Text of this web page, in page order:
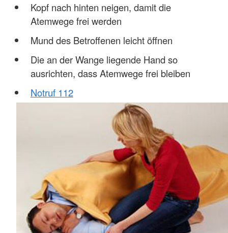
Kopf nach hinten neigen, damit die
Atemwege frei werden
Mund des Betroffenen leicht öffnen
Die an der Wange liegende Hand so
ausrichten, dass Atemwege frei bleiben
Notruf 112